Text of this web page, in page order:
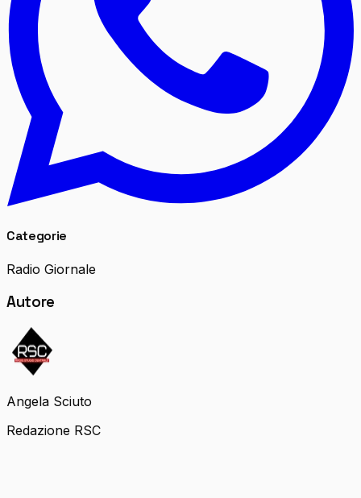
Categorie
Radio Giornale
Autore
Angela Sciuto
Redazione RSC